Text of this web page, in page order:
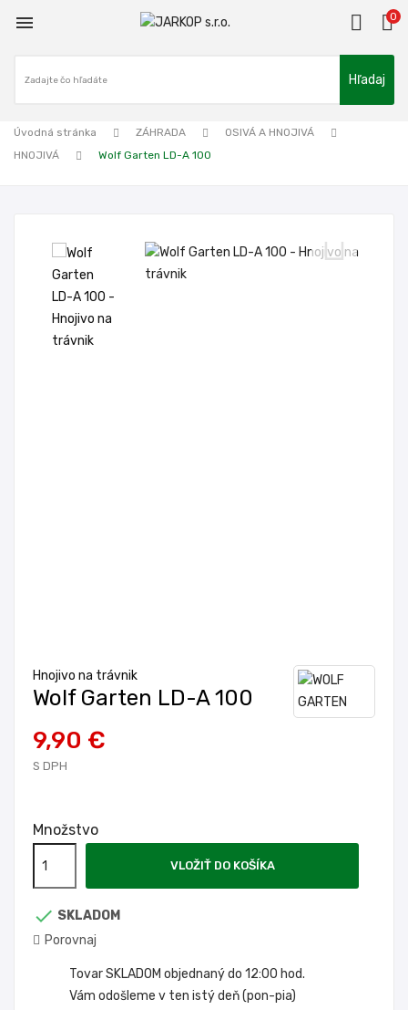
 0
Hľadaj
Úvodná stránka ZÁHRADA
OSIVÁ A HNOJIVÁ
HNOJIVÁ
Wolf Garten LD-A 100
Hnojivo na trávnik
Wolf Garten LD-A 100
9,90 €
S DPH
Množstvo
VLOŽIŤ DO KOŠÍKA
 SKLADOM
Porovnaj
Tovar SKLADOM objednaný do 12:00 hod.
Vám odošleme v ten istý deň (pon-pia)